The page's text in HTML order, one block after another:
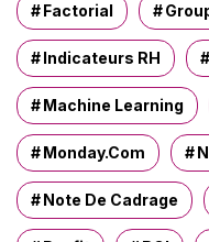
Factorial
Indicateurs RH
Machine Learning
Monday.com
Note De Cadrage